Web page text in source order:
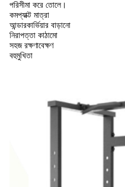
পরিসীমা করে তোলে।
কমপ্যাক্ট মাত্রা
আন্ডারকার্ভিয়ার বাড়ানো
নিরাপত্তা কাঠামো
সহজ রক্ষণাবেক্ষণ
বহুমুখিতা